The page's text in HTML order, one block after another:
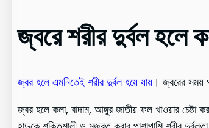
জ্বরে শরীর দুর্বল হলে
জ্বর হলে এমনিতেই শরীর দুর্বল হয়ে যায় । জ্বরের সময়
জ্বর হলে কলা, বাদাম, আঙ্গুর জাতীয় ফল খাওয়ার